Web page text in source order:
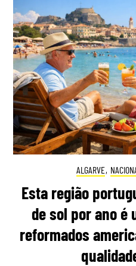
ALGARVE,
Esta região
de sol por ano é
reformados